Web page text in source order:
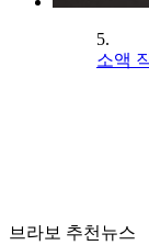
5.
소액
브라보 추천뉴스